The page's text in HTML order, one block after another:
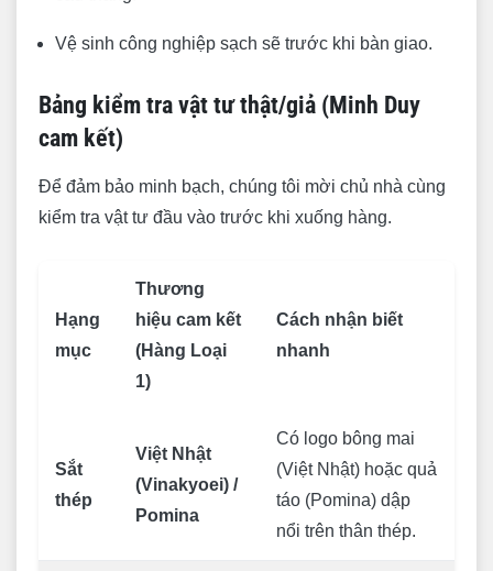
Vệ sinh công nghiệp sạch sẽ trước khi bàn giao.
Bảng kiểm tra vật tư thật/giả (Minh Duy
cam kết)
Để đảm bảo minh bạch, chúng tôi mời chủ nhà cùng
kiểm tra vật tư đầu vào trước khi xuống hàng.
Hạng
mục
Thương
hiệu cam kết
(Hàng Loại
1)
Cách nhận biết
nhanh
Sắt
thép
Việt Nhật
(Vinakyoei) /
Pomina
Có logo bông mai
(Việt Nhật) hoặc quả
táo (Pomina) dập
nổi trên thân thép.